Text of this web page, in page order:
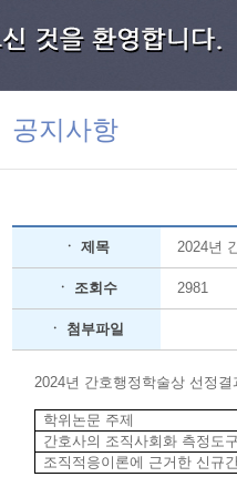
공지사항
ㆍ 제목 2024년
ㆍ 조회수 2981
ㆍ 첨부파일
2024년 간호행정학술상 선정
학위논문 주제
간호사의 조직사회화 측정도
조직적응이론에 근거한 신규